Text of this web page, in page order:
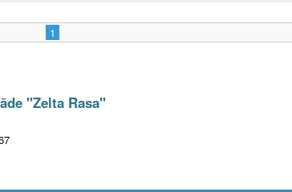
1
"Zelta Rasa"